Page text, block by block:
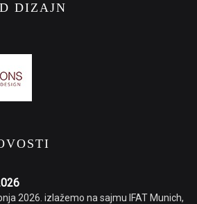
DIZAJN
2026. izlažemo na sajmu IFAT Munich,